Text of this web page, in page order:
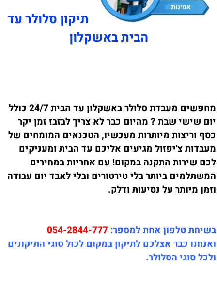
תיקון סלולר עד
הבית באשקלון
מחפשים מעבדת סלולר באשקלון עד הבית 24/7 כולל
יום שישי שבת ? מהיום כבר לא צריך לבזבז זמן יקר
כסף וריצות מיותרות מעכשיו, הטכנאים המומחים של
מעבדות צ'יפזול מגיעים אליכם עד הבית ומעניקים
לכם שירות התקנה במקום! עם אחריות במחירים
המשתלמים ביותר בלי טירטורים ובלי לאבד יום עבודה
וזמן מיותר על נסיעות ודלק.
בשיחת טלפון אחת למספר: 054-2844-777
ואנחנו כבר אצלכם לתיקון במקום לכול סוגי התיקונים
ולכל סוגי הסלולר.